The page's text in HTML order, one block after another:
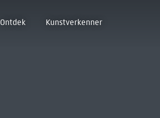
Ontdek Kunstverkenner